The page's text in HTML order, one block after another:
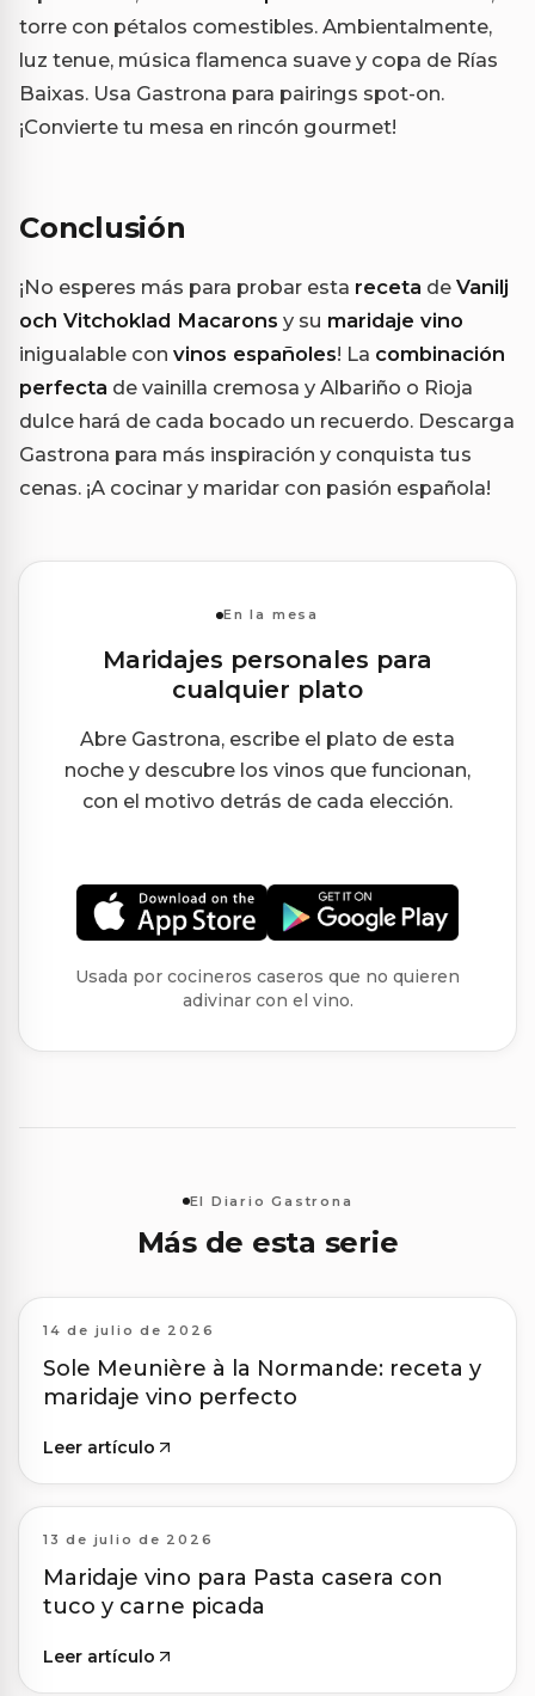
torre con pétalos comestibles. Ambientalmente,
luz tenue, música flamenca suave y copa de Rías
Baixas. Usa Gastrona para pairings spot-on.
¡Convierte tu mesa en rincón gourmet!
Conclusión
¡No esperes más para probar esta receta de Vanilj
och Vitchoklad Macarons y su maridaje vino
inigualable con vinos españoles! La combinación
perfecta de vainilla cremosa y Albariño o Rioja
dulce hará de cada bocado un recuerdo. Descarga
Gastrona para más inspiración y conquista tus
cenas. ¡A cocinar y maridar con pasión española!
En la mesa
Maridajes personales para
cualquier plato
Abre Gastrona, escribe el plato de esta
noche y descubre los vinos que funcionan,
con el motivo detrás de cada elección.
Usada por cocineros caseros que no quieren
adivinar con el vino.
El Diario Gastrona
Más de esta serie
14 de julio de 2026
Sole Meunière à la Normande: receta y
maridaje vino perfecto
Leer artículo
13 de julio de 2026
Maridaje vino para Pasta casera con
tuco y carne picada
Leer artículo